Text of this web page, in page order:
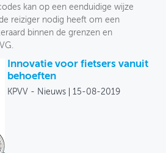
kan op een eenduidige wijze
reiziger nodig heeft om een
binnen de grenzen en
Innovatie voor fietsers vanuit
behoeften
KPVV - Nieuws 15-08-2019